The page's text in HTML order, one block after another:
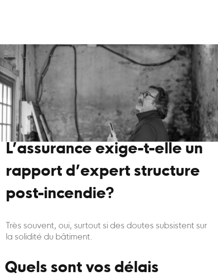
L’assurance exige-t-elle un
rapport d’expert structure
post-incendie?
Très souvent, oui, surtout si des doutes subsistent sur
la solidité du bâtiment.
Quels sont vos délais